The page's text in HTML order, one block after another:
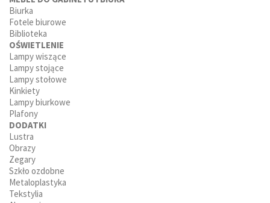
Biurka
Fotele biurowe
Biblioteka
OŚWIETLENIE
Lampy wiszące
Lampy stojące
Lampy stołowe
Kinkiety
Lampy biurkowe
Plafony
DODATKI
Lustra
Obrazy
Zegary
Szkło ozdobne
Metaloplastyka
Tekstylia